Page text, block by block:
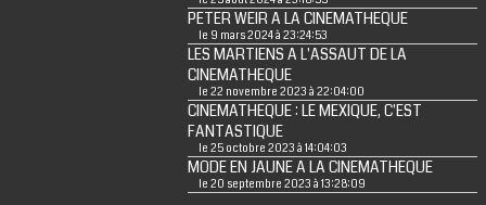
PETER WEIR A LA CINEMATHEQUE
le 9 mars 2024 à 23:24:53
LES MARTIENS A L'ASSAUT DE LA
CINEMATHEQUE
le 22 novembre 2023 à 22:04:00
CINEMATHEQUE : LE MEXIQUE, C'EST
FANTASTIQUE
le 25 octobre 2023 à 14:04:03
MODE EN JAUNE A LA CINEMATHEQUE
le 20 septembre 2023 à 13:28:09